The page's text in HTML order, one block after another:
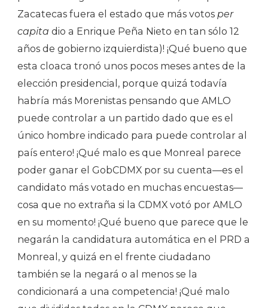
Zacatecas fuera el estado que más votos per
capita dio a Enrique Peña Nieto en tan sólo 12
años de gobierno izquierdista)! ¡Qué bueno que
esta cloaca tronó unos pocos meses antes de la
elección presidencial, porque quizá todavía
habría más Morenistas pensando que AMLO
puede controlar a un partido dado que es el
único hombre indicado para puede controlar al
país entero! ¡Qué malo es que Monreal parece
poder ganar el GobCDMX por su cuenta—es el
candidato más votado en muchas encuestas—
cosa que no extraña si la CDMX votó por AMLO
en su momento! ¡Qué bueno que parece que le
negarán la candidatura automática en el PRD a
Monreal, y quizá en el frente ciudadano
también se la negará o al menos se la
condicionará a una competencia! ¡Qué malo